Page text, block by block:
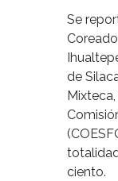
Se
de
ciento.